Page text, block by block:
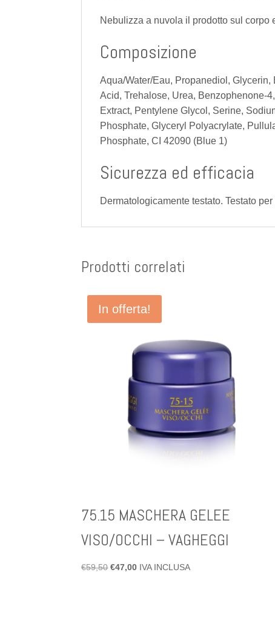
Nebulizza a nuvola il prodotto sul corpo
Composizione
Aqua/Water/Eau, Propanediol,
Acid, Trehalose, Urea, Benzophenone-
Extract, Pentylene Glycol, Serine,
Phosphate, Glyceryl Polyacrylate,
Phosphate, CI 42090 (Blue 1)
Sicurezza ed efficacia
Dermatologicamente testato. Testato
Prodotti correlati
In offerta!
75.15 MASCHERA GELEE
VISO/OCCHI – VAGHEGGI
€59,50 Il
€47,00IlIVA INCLUSA